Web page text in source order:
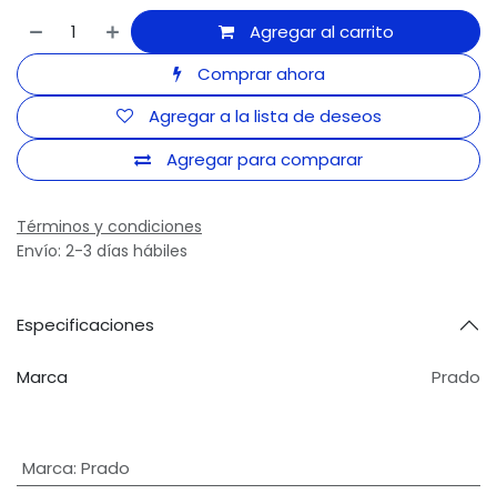
Agregar al carrito
Comprar ahora
Agregar para comparar
Agregar a la lista de deseos
Términos y condiciones
Envío: 2-3 días hábiles
Especificaciones
Marca Prado
Marca: Prado